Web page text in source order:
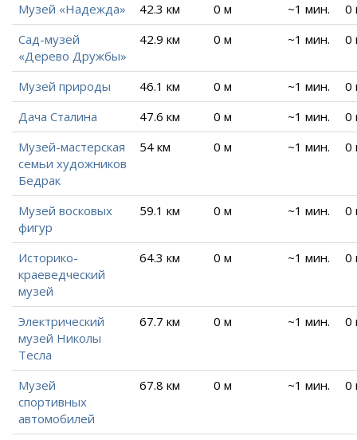
Музей «Надежда» 42.3 км 0 м ~1 мин.
0
Сад-музей
«Дерево Дружбы»
42.9 км 0 м ~1 мин. 0
Музей природы 46.1 км 0 м ~1 мин.
0
Дача Сталина
47.6 км 0 м ~1 мин.
0
Музей-мастерская
семьи художников
Бедрак
54 км 0 м ~1 мин. 0
Музей восковых
фигур
59.1 км 0 м ~1 мин. 0
Историко-
краеведческий
музей
64.3 км 0 м ~1 мин. 0
Электрический
музей Николы
Тесла
67.7 км 0 м ~1 мин. 0
Музей
спортивных
автомобилей
67.8 км 0 м ~1 мин. 0